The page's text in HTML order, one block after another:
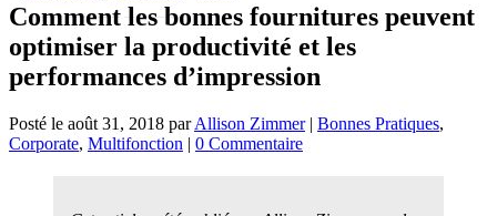
Comment les bonnes fournitures peuvent
optimiser la productivité et les
performances d’impression
Posté le août 31, 2018 parAllison Zimmer| Bonnes Pratiques,
Corporate, Multifonction | 0 Commentaire